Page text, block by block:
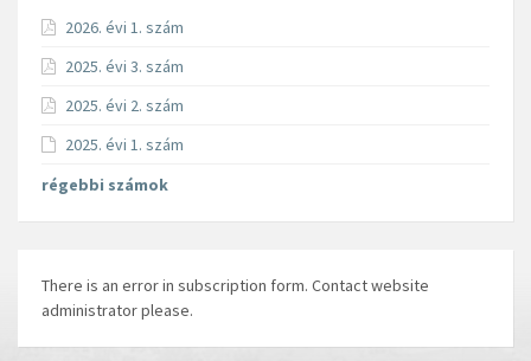
2026. évi 1. szám
2025. évi 3. szám
2025. évi 2. szám
2025. évi 1. szám
régebbi számok
There is an error in subscription form. Contact website
administrator please.